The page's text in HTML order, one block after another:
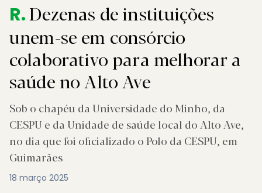
R.Dezenas de instituições
unem-se em consórcio
colaborativo para melhorar a
saúde no Alto Ave
Sob o chapéu da Universidade do Minho, da
CESPU e da Unidade de saúde local do Alto Ave,
no dia que foi oficializado o Polo da CESPU, em
Guimarães
18 março 2025